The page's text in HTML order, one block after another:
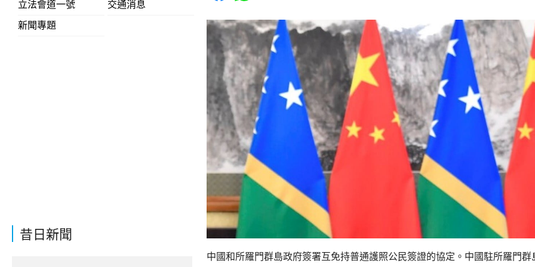
立法會道一號
交通消息
新聞專題
昔日新聞
中國和所羅門群島政府簽署互免持普通護照公民簽證的協定。中國駐所羅門群